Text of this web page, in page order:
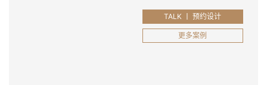
TALK 丨 预约设计
更多案例